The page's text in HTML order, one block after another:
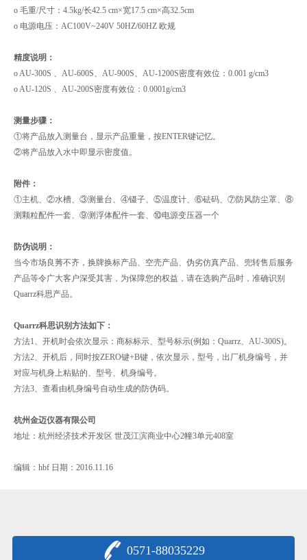
o 毛重/尺寸：4.5kg/长42.5 cm×宽17.5 cm×高32.5cm
o 电源电压：AC100V~240V 50HZ/60HZ 欧规
精度说明：
o AU-300S 、AU-600S、AU-900S、AU-1200S密度有效位：0.001 g/cm3
o AU-120S 、AU-200S密度有效位：0.0001g/cm3
测量步骤：
①将产品放入测量台，显示产品重量，按ENTER键记忆。
②将产品放入水中即显示密度值。
附件：
①主机、②水槽、③测量台、④镊子、⑤温度计、⑥砝码、⑦防风防尘罩、⑧
测颗粒配件一套、⑨测浮体配件一套、⑩电源变压器一个
防伪说明：
当今市场良莠不齐，换牌换标产品、空壳产品、伪劣仿真产品、兜转售后服务
产品等令广大客户深受其害，为保障您的权益，请在选购产品时，准确识别
Quarrz科思产品。
Quarrz科思识别方法如下：
方法1、开机时会依次显示：商标标示、型号标示(例如：Quarrz、AU-300S)。
方法2、开机后，同时按ZERO键+B键，依次显示，型号，出厂机身编号，并
对应与机身上粘贴的、型号、机身编号。
方法3、查看由机身编号自动生成的防伪码。
杭州金迈仪器有限公司
地址：杭州经济技术开发区 世茂江滨商业中心2幢3单元408室
编辑：hbf 日期：2016.11.16
0571-88035229